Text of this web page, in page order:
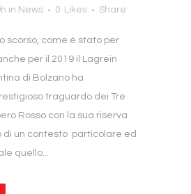
in News 0 Likes Share
scorso, come è stato per
per il 2019 il Lagrein
di Bolzano ha
traguardo dei Tre
Rosso con la sua riserva
di un contesto particolare ed
quello...